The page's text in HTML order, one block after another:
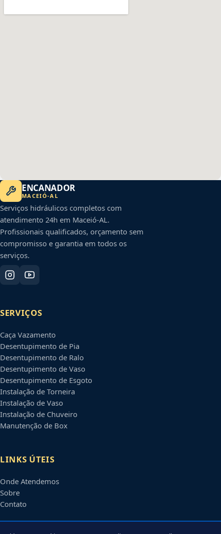
ENCANADOR
MACEIÓ-AL
Serviços hidráulicos completos com
atendimento 24h em Maceió-AL.
Profissionais qualificados, orçamento sem
compromisso e garantia em todos os
serviços.
SERVIÇOS
Caça Vazamento
Desentupimento de Pia
Desentupimento de Ralo
Desentupimento de Vaso
Desentupimento de Esgoto
Instalação de Torneira
Instalação de Vaso
Instalação de Chuveiro
Manutenção de Box
LINKS ÚTEIS
Onde Atendemos
Sobre
Contato